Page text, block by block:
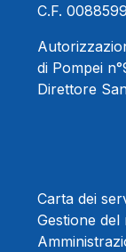
C.F.
di Pompei
Direttore
Carta dei
Gestione